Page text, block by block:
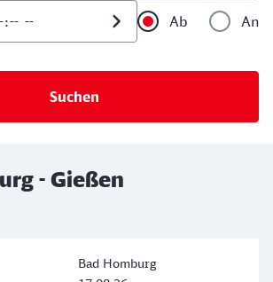
Ab
An
- Gießen
Bad Homburg